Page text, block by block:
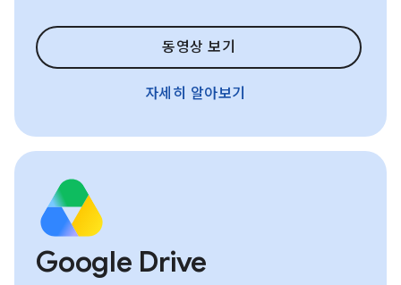
동영상 보기
자세히 알아보기
Google Drive